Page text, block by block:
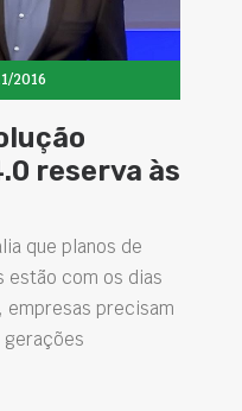
2016
reserva às
que planos de
estão com os dias
empresas precisam
gerações